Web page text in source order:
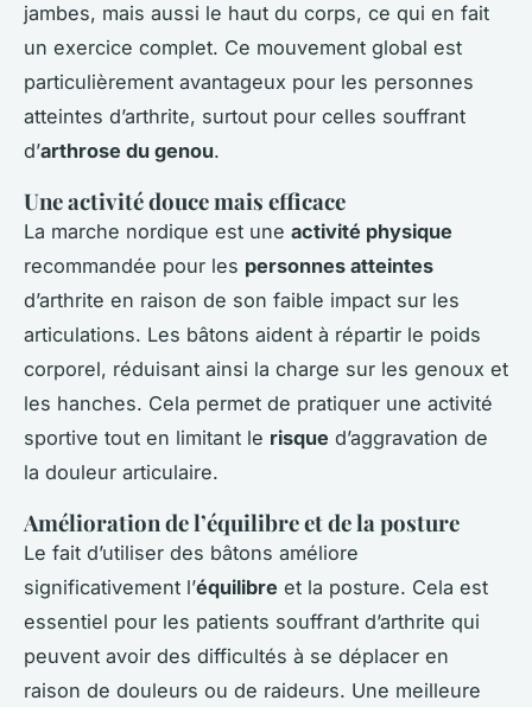
jambes, mais aussi le haut du corps, ce qui en fait
un exercice complet. Ce mouvement global est
particulièrement avantageux pour les personnes
atteintes d’arthrite, surtout pour celles souffrant
d’arthrose du genou.
Une activité douce mais efficace
La marche nordique est une activité physique
recommandée pour les personnes atteintes
d’arthrite en raison de son faible impact sur les
articulations. Les bâtons aident à répartir le poids
corporel, réduisant ainsi la charge sur les genoux et
les hanches. Cela permet de pratiquer une activité
sportive tout en limitant le risque d’aggravation de
la douleur articulaire.
Amélioration de l’équilibre et de la posture
Le fait d’utiliser des bâtons améliore
significativement l’équilibre et la posture. Cela est
essentiel pour les patients souffrant d’arthrite qui
peuvent avoir des difficultés à se déplacer en
raison de douleurs ou de raideurs. Une meilleure